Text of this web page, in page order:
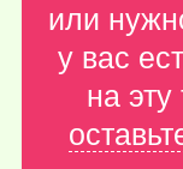
или
у вас
на